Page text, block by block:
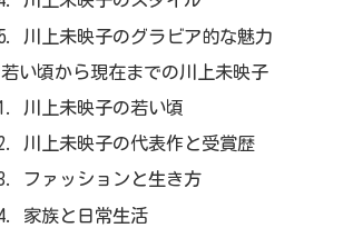
川上未映子のグラビア的な魅力
若い頃から現在までの川上未映子
川上未映子の若い頃
川上未映子の代表作と受賞歴
ファッションと生き方
家族と日常生活